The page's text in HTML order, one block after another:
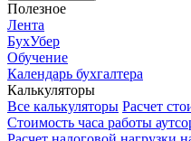
Полезное
Лента
БухУбер
Обучение
Календарь бухгалтера
Калькуляторы
Все калькуляторы Расчет
Стоимость часа работы